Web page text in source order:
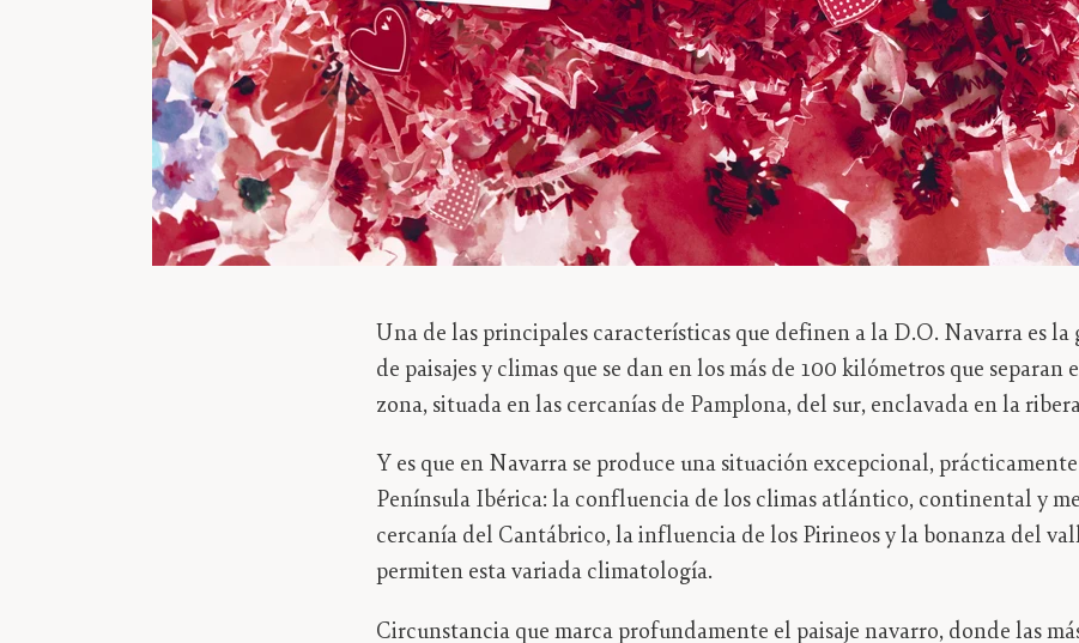
Una de las principales características que definen a la D.O. Navarra es la
de paisajes y climas que se dan en los más de 100 kilómetros que separan
zona, situada en las cercanías de Pamplona, del sur, enclavada en la
Y es que en Navarra se produce una situación excepcional,
Península Ibérica: la confluencia de los climas atlántico, continental y
cercanía del Cantábrico, la influencia de los Pirineos y la bonanza del
permiten esta variada climatología.
Circunstancia que marca profundamente el paisaje navarro, donde las